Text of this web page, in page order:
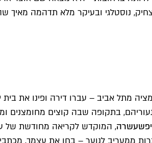
נוסטלגי ובעיקר מלא תדהמה מאיך